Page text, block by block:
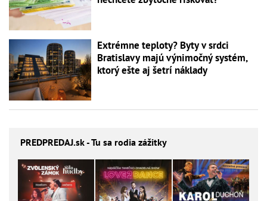
Extrémne teploty? Byty v srdci
Bratislavy majú výnimočný systém,
ktorý ešte aj šetrí náklady
PREDPREDAJ.sk - Tu sa rodia zážitky